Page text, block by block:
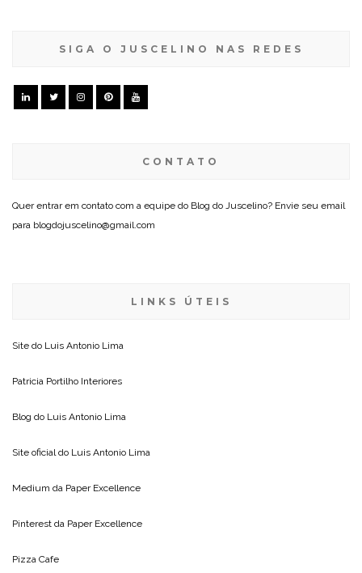
SIGA O JUSCELINO NAS REDES
CONTATO
Quer entrar em contato com a equipe do Blog do Juscelino? Envie seu email
para blogdojuscelino@gmail.com
LINKS ÚTEIS
Site do Luis Antonio Lima
Patricia Portilho Interiores
Blog do Luis Antonio Lima
Site oficial do Luis Antonio Lima
Medium da Paper Excellence
Pinterest da Paper Excellence
Pizza Cafe